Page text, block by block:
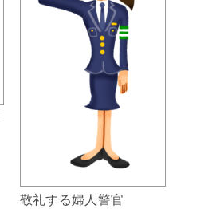
敬礼する婦人警官